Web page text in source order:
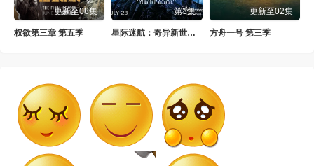
更新至08集
权欲第三章 第五季
第3集
星际迷航：奇异新世界 第四季
更新至02集
方舟一号 第三季